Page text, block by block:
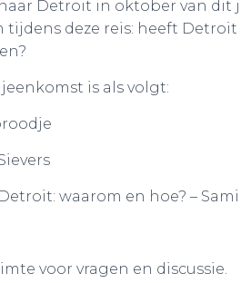
Detroit in oktober van dit
tijdens deze reis: heeft
is als volgt:
waarom en hoe? –
voor vragen en discussie.